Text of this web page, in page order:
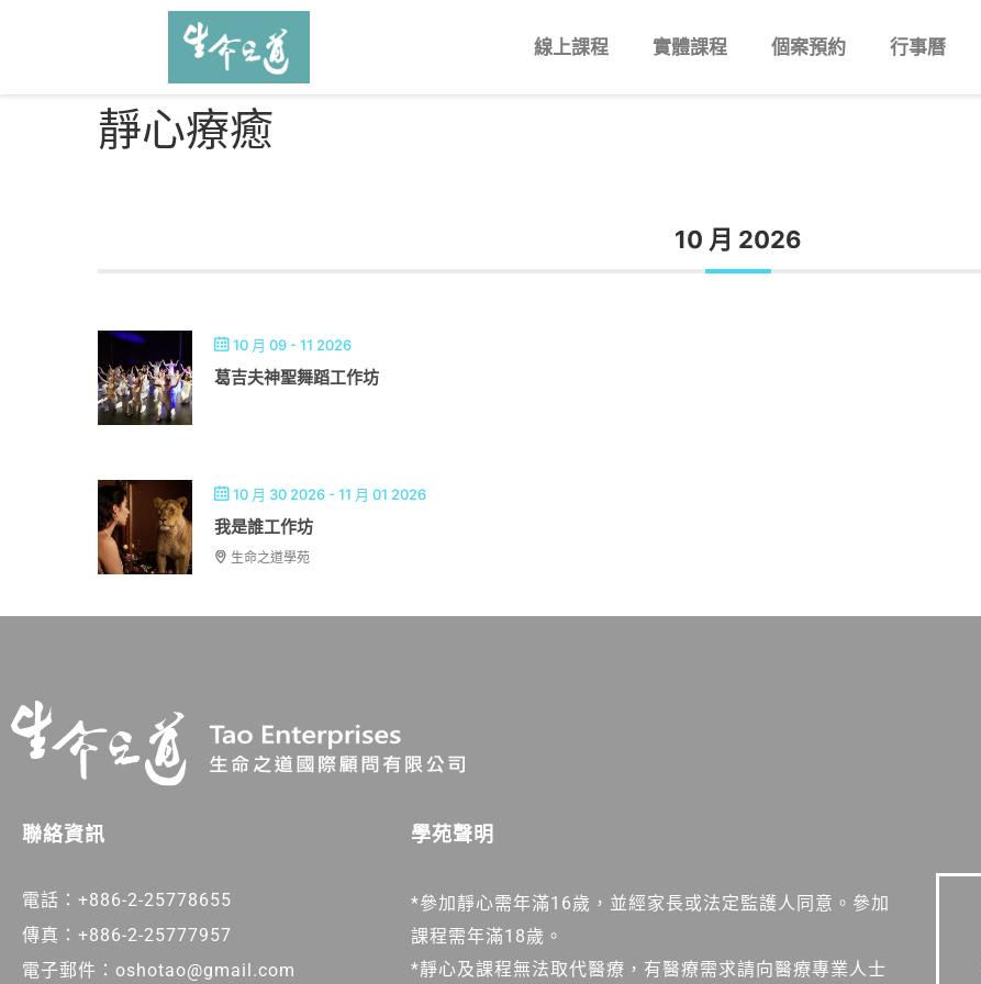
線上課程 實體課程 個案預約 行事曆
靜心療癒
10 月 2026
10 月 09 - 11 2026
葛吉夫神聖舞蹈工作坊
10 月 30 2026 - 11 月 01 2026
我是誰工作坊
生命之道學苑
聯絡資訊
電話：+886-2-25778655
傳真：+886-2-25777957
電子郵件：oshotao@gmail.com
學苑聲明
*參加靜心需年滿16歲，並經家長或法定監護人同意。參加
課程需年滿18歲。
*靜心及課程無法取代醫療，有醫療需求請向醫療專業人士